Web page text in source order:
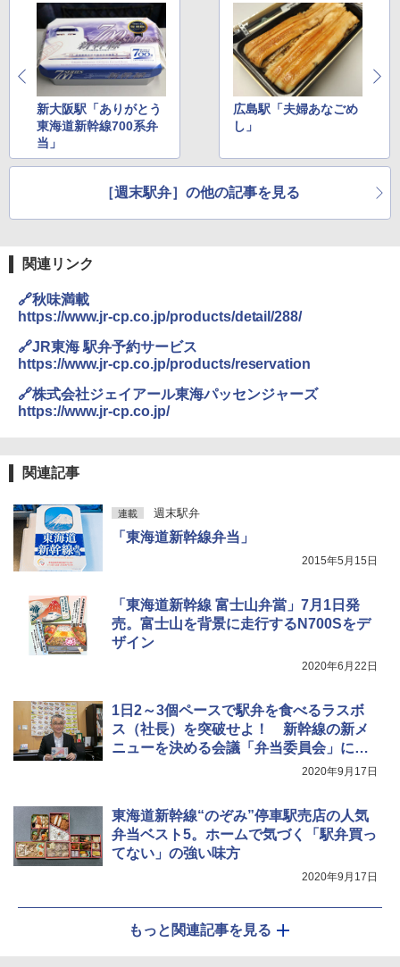
A26 地球の歩き方 チェコ ポーランド スロヴ
ァキア 2026～2027 地球の歩き方A ヨーロッ
パ
￥2,277
解く (講談社現代新書)
ENDLESS BASE 《めざましテレビで紹介》
テント ワンタッチ RENEW 幅200 2-3人用 43
500002(88859)
￥5,999
[キャンパーズコレクション 山善] 傘みたいに
ーティング フルクローズ メッシュ 3-4人用
ュ(BC仕様) PATC-150B(EB)
ッシュ 4人用 簡単設置 ポップアップテント P
ATCW-150B エクルベージュ
￥-
￥2,980
ニューエラ New Era キャップ メッシュキャ
ップ 9FORTY AFrame 15226380 NER37C00
94 ストーン ニューエラキャップ 9FORTYA
サーフライダーファウンデーション Surfride
ィース 帽子 スナップバック a-frame 9フォー
ケア FREE
秒）射程5～10m 安全ロック搭載 携帯収納袋
付き ヒグマ・イノシシ対策 自治体・教育機
関の購入実績 登山・キャンプ・アウトドア・
防災用品 長期保存可能 緊急時用 日本国内発
￥3,680
新大阪駅「ありがとう
東海道新幹線700系弁
当」
広島駅「夫婦あなごめ
し」
［週末駅弁］の他の記事を見る
関連リンク
🔗秋味満載
https://www.jr-cp.co.jp/products/detail/288/
🔗JR東海 駅弁予約サービス
https://www.jr-cp.co.jp/products/reservation
🔗株式会社ジェイアール東海パッセンジャーズ
https://www.jr-cp.co.jp/
関連記事
連載 週末駅弁
「東海道新幹線弁当」
2015年5月15日
「東海道新幹線 富士山弁當」7月1日発
売。富士山を背景に走行するN700Sをデ
ザイン
2020年6月22日
1日2～3個ペースで駅弁を食べるラスボ
ス（社長）を突破せよ！ 新幹線の新メ
ニューを決める会議「弁当委員会」に潜
2020年9月17日
東海道新幹線“のぞみ”停車駅売店の人気
弁当ベスト5。ホームで気づく「駅弁買っ
てない」の強い味方
2020年9月17日
もっと関連記事を見る